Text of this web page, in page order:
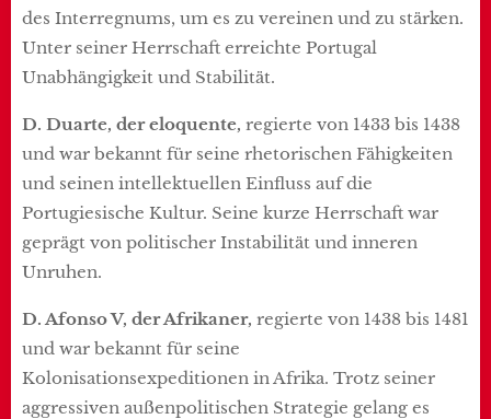
des Interregnums, um es zu vereinen und zu stärken.
Unter seiner Herrschaft erreichte Portugal
Unabhängigkeit und Stabilität.
D. Duarte, der eloquente, regierte von 1433 bis 1438
und war bekannt für seine rhetorischen Fähigkeiten
und seinen intellektuellen Einfluss auf die
Portugiesische Kultur. Seine kurze Herrschaft war
geprägt von politischer Instabilität und inneren
Unruhen.
D. Afonso V, der Afrikaner, regierte von 1438 bis 1481
und war bekannt für seine
Kolonisationsexpeditionen in Afrika. Trotz seiner
aggressiven außenpolitischen Strategie gelang es